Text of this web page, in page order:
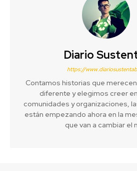
Diario
https://
Contamos historias que
diferente y elegimos creer
comunidades y organizaciones,
están empezando ahora en la
que van a cambiar el